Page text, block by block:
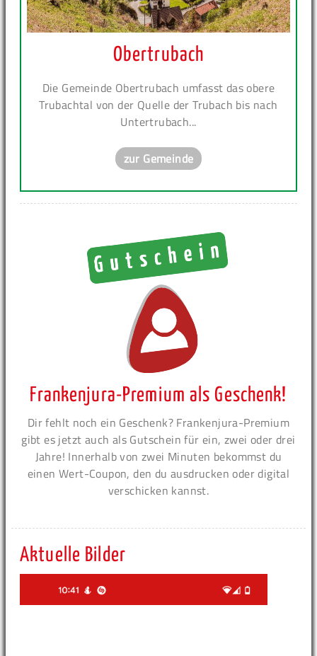
Obertrubach
Die Gemeinde Obertrubach umfasst das obere
Trubachtal von der Quelle der Trubach bis nach
Untertrubach...
zur Gemeinde
Frankenjura-Premium als Geschenk!
Dir fehlt noch ein Geschenk? Frankenjura-Premium
gibt es jetzt auch als Gutschein für ein, zwei oder drei
Jahre! Innerhalb von zwei Minuten bekommst du
einen Wert-Coupon, den du ausdrucken oder digital
verschicken kannst.
Aktuelle Bilder